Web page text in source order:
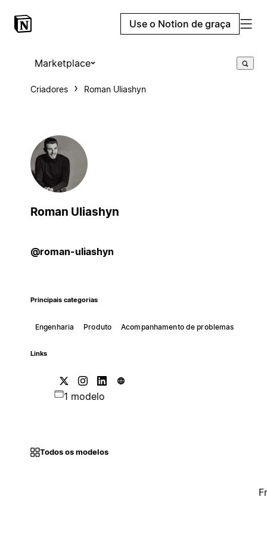
Use o Notion de graça
Marketplace
Criadores Roman Uliashyn
Roman Uliashyn
@roman-uliashyn
Principais categorias
Engenharia Produto Acompanhamento de problemas
Links
1 modelo
Todos os modelos